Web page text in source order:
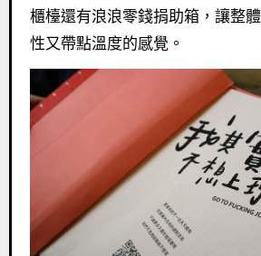
櫃檯還有浪浪零錢捐助箱，讓整
性又帶點溫度的感覺。